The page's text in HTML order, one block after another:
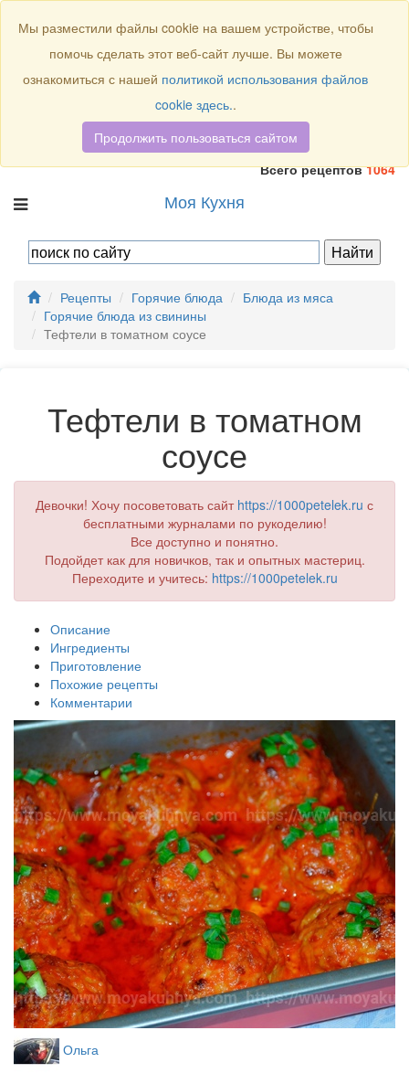
Всего рецептов1064
Моя Кухня
Рецепты Горячие блюда
Блюда из мяса
Горячие блюда из свинины
Тефтели в томатном соусе
Тефтели в томатном
соусе
Девочки! Хочу посоветовать сайт https://1000petelek.ru с
бесплатными журналами по рукоделию!
Все доступно и понятно.
Подойдет как для новичков, так и опытных мастериц.
Переходите и учитесь: https://1000petelek.ru
Описание
Ингредиенты
Приготовление
Похожие рецепты
Комментарии
Ольга
Мы разместили файлы cookie на вашем устройстве, чтобы
помочь сделать этот веб-сайт лучше. Вы можете
ознакомиться с нашей политикой использования файлов
cookie здесь..
Продолжить пользоваться сайтом